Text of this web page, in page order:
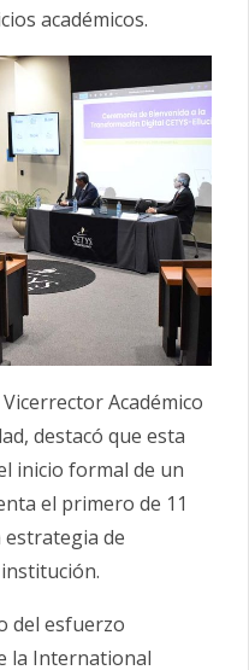
académicos.
Académico
destacó que esta
inicio formal de un
el primero de 11
de
del esfuerzo
la International